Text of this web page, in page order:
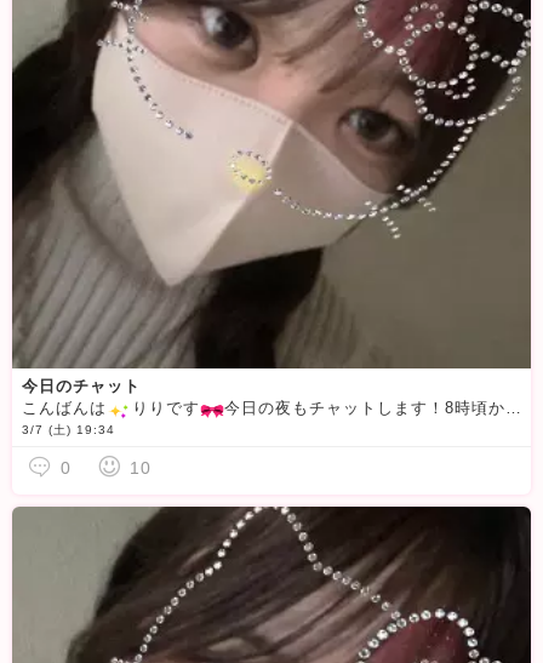
今日のチャット
こんばんは
️りりです 今日の夜もチャットします！8時頃から始める予定ですのでぜひ来てください🫶︎
3/7 (土) 19:34
0 10